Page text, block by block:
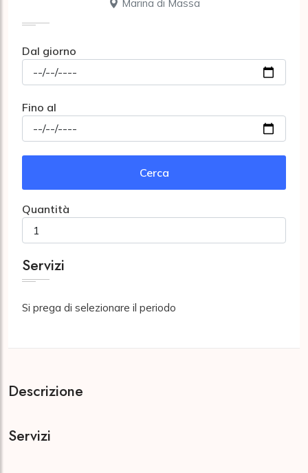
Marina di Massa
Dal giorno
Fino al
Cerca
Quantità
Servizi
Si prega di selezionare il periodo
Descrizione
Servizi